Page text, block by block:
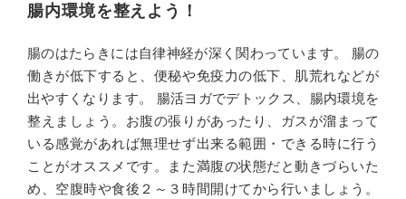
腸内環境を整えよう！
腸のはたらきには自律神経が深く関わっています。 腸の
働きが低下すると、便秘や免疫力の低下、肌荒れなどが
出やすくなります。 腸活ヨガでデトックス、腸内環境を
整えましょう。お腹の張りがあったり、ガスが溜まって
いる感覚があれば無理せず出来る範囲・できる時に行う
ことがオススメです。また満腹の状態だと動きづらいた
め、空腹時や食後２～３時間開けてから行いましょう。